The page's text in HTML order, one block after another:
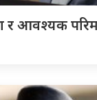
र आवश्यक